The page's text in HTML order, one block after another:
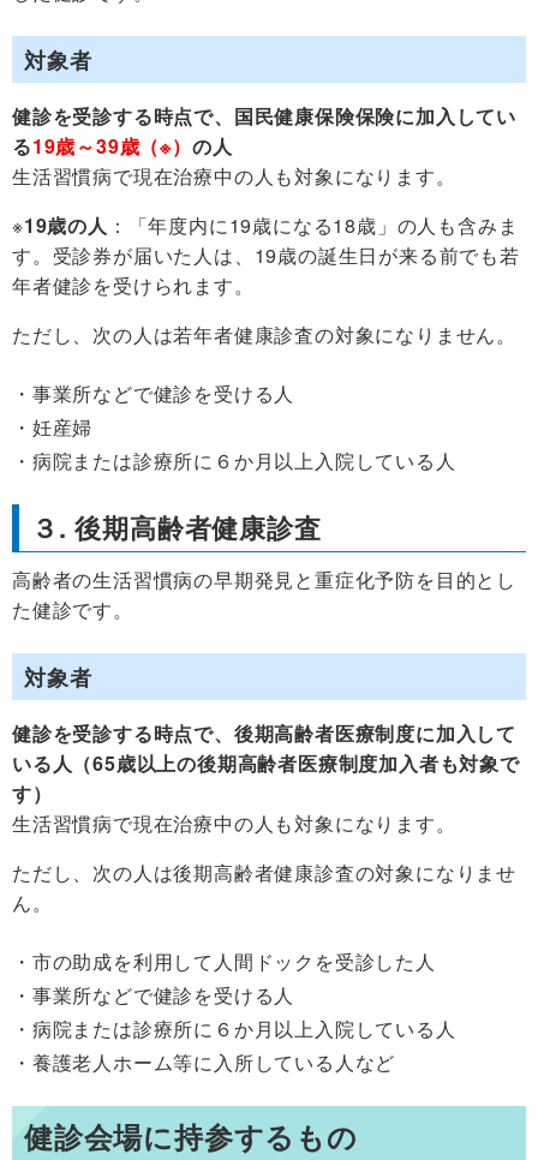
対象者
健診を受診する時点で、 国民健康保険保険に加入してい
る19歳～39歳（※） の人
生活習慣病で現在治療中の人も対象になります。
※19歳の人 ：「年度内に19歳になる18歳」の人も含みま
す。受診券が届いた人は、19歳の誕生日が来る前でも若
年者健診を受けられます。
ただし、次の人は若年者健康診査の対象になりません。
事業所などで健診を受ける人
妊産婦
病院または診療所に６か月以上入院している人
３. 後期高齢者健康診査
高齢者の生活習慣病の早期発見と重症化予防を目的とし
た健診です。
対象者
健診を受診する時点で、後期高齢者医療制度に加入して
いる人（65歳以上の後期高齢者医療制度加入者も対象で
す）
生活習慣病で現在治療中の人も対象になります。
ただし、次の人は後期高齢者健康診査の対象になりませ
ん。
市の助成を利用して人間ドックを受診した人
事業所などで健診を受ける人
病院または診療所に６か月以上入院している人
養護老人ホーム等に入所している人など
健診会場に持参するもの